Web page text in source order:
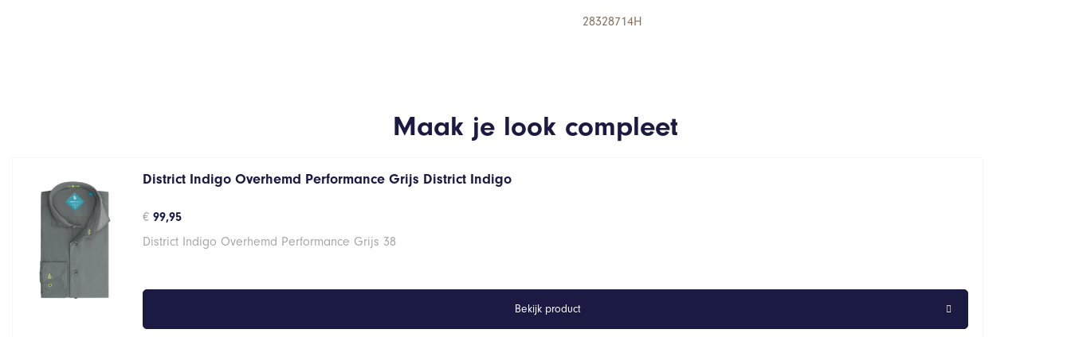
28328714H
Maak je look compleet
District Indigo Overhemd Performance Grijs District Indigo
€ 99,95
District Indigo Overhemd Performance Grijs 38
Bekijk product